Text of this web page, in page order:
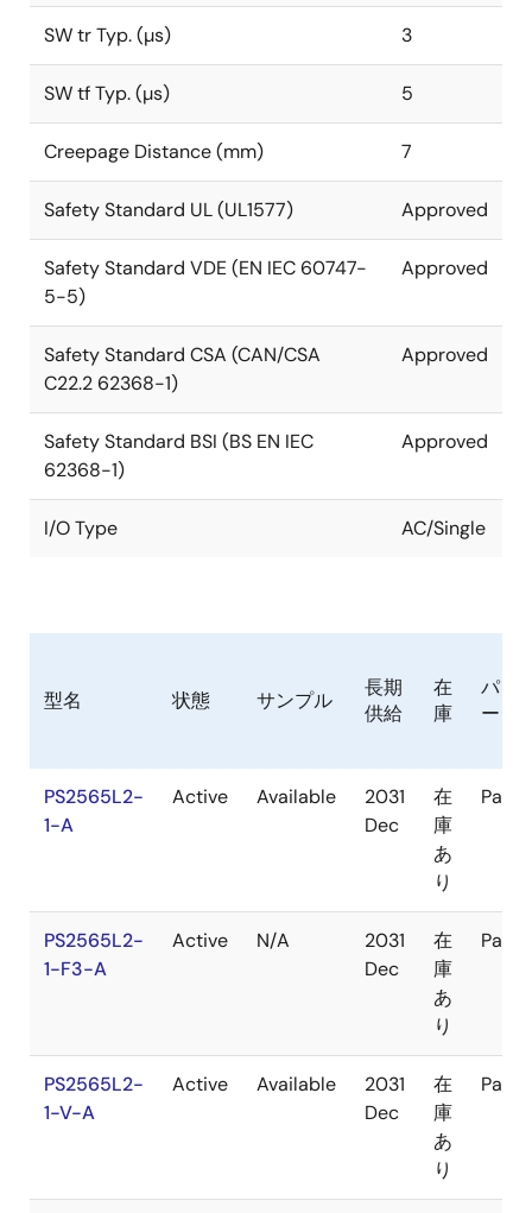
SW tr Typ. (µs) 3
SW tf Typ. (µs) 5
Creepage Distance (mm) 7
Safety Standard UL (UL1577) Approved
Safety Standard VDE (EN IEC 60747-
5-5)
Approved
Safety Standard CSA (CAN/CSA
C22.2 62368-1)
Approved
Safety Standard BSI (BS EN IEC
62368-1)
Approved
I/O Type AC/Single
型名 状態 サンプル
長期
供給
在
庫
パッ
ージ
PS2565L2-
1-A
Active Available
2031
Dec
在
庫
あ
り
PS2565L2-
1-F3-A
Active N/A
2031
Dec
在
庫
あ
り
PS2565L2-
1-V-A
Active Available
2031
Dec
在
庫
あ
り